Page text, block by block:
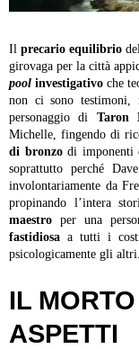
Ilprecario equilibrio
girovaga per la città
pool investigativo che
non ci sono
personaggio di Taron
Michelle, fingendo di
di bronzodi imponenti
soprattutto perché
involontariamente da
propinando l’intera
maestro per una
fastidiosa a tutti i
psicologicamente gli altri.
IL
ASPETTI